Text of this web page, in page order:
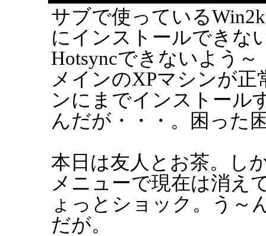
サブで使っている
にインストールできな
Hotsyncできないよう～
メインのXPマシンが
ンにまでインストール
んだが・・・。困った
本日は友人とお茶。し
メニューで現在は消え
ょっとショック。う～
だが。